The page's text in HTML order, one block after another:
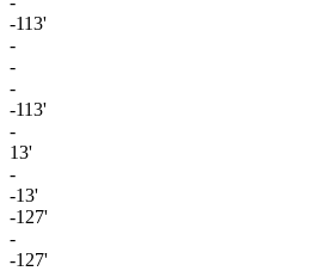
-113'
-
-
-
-113'
-
13'
-
-13'
-127'
-
-127'